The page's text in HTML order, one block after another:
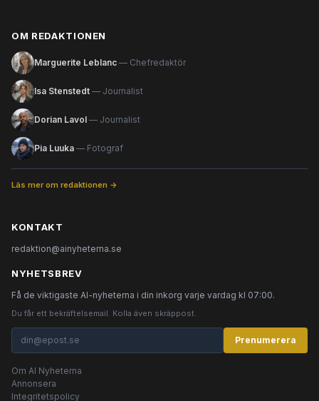
OM REDAKTIONEN
Marguerite Leblanc — Chefredaktör
Isa Stenstedt — Journalist
Dorian Lavol — Journalist
Pia Luuka — Fotograf
Läs mer om redaktionen →
KONTAKT
redaktion@ainyheterna.se
NYHETSBREV
Få de viktigaste AI-nyheterna i din inkorg varje vardag kl 07:00.
Du får ett bekräftelsemail. Kolla även skräppost.
Prenumerera
Om AI Nyheterna
Annonsera
Integritetspolicy